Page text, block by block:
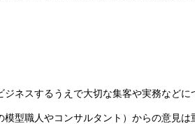
ジネスするうえで大切な集客や実務など
模型職人やコンサルタント）からの意見は